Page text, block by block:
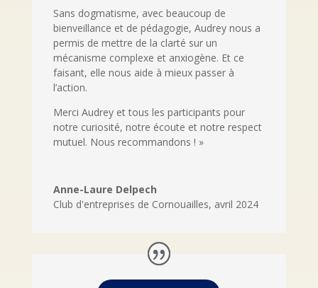
Sans dogmatisme, avec beaucoup de
bienveillance et de pédagogie, Audrey nous a
permis de mettre de la clarté sur un
mécanisme complexe et anxiogène. Et ce
faisant, elle nous aide à mieux passer à
l’action.
Merci Audrey et tous les participants pour
notre curiosité, notre écoute et notre respect
mutuel. Nous recommandons ! »
Anne-Laure Delpech
Club d'entreprises de Cornouailles, avril 2024